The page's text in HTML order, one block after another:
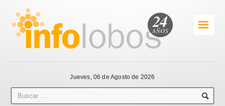
☰
Jueves, 06 de Agosto de 2026